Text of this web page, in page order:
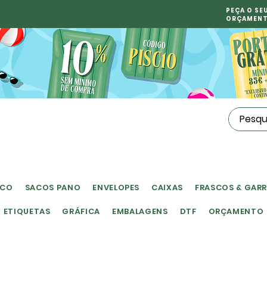
PEÇA O SEU
SACOS PANO ENVELOPES CAIXAS FRASCOS &
ETIQUETAS GRÁFICA EMBALAGENS DTF ORÇAMENTO